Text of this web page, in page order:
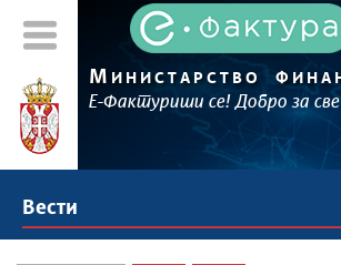
М ИНИСТАРСТВО
Е-Фактуриши се! Добро за све
Вести